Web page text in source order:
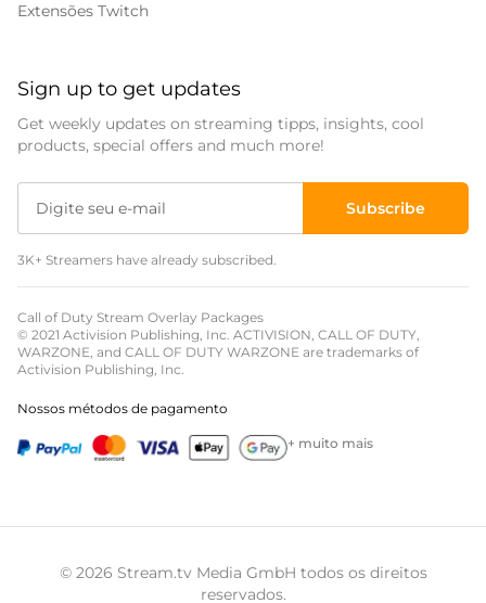
Valorant
Sobreposições para eventos
Sobreposições de halloween
Sobreposições de inverno
Sobreposições de páscoa
Extensões Twitch
Sign up to get updates
Get weekly updates on streaming tipps, insights, cool
products, special offers and much more!
Subscribe
3K+ Streamers have already subscribed.
Call of Duty Stream Overlay Packages
© 2021 Activision Publishing, Inc. ACTIVISION, CALL OF DUTY,
WARZONE, and CALL OF DUTY WARZONE are trademarks of
Activision Publishing, Inc.
Nossos métodos de pagamento
+ muito mais
© 2026 Stream.tv Media GmbH todos os direitos
reservados.